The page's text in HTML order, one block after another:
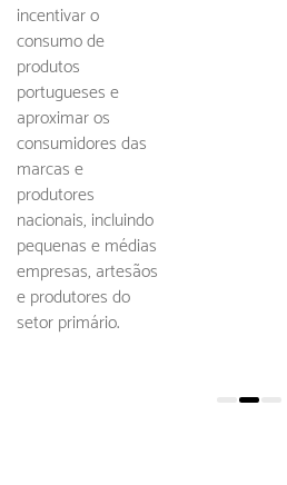
incentivar o
consumo de
produtos
portugueses e
aproximar os
consumidores das
marcas e
produtores
nacionais, incluindo
pequenas e médias
empresas, artesãos
e produtores do
setor primário.